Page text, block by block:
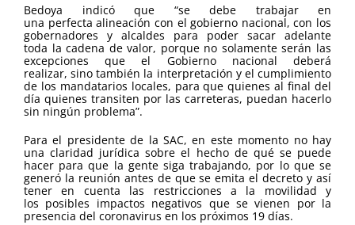
Bedoya indicó que “se debe trabajar en
una perfecta alineación con el gobierno nacional, con los
gobernadores y alcaldes para poder sacar adelante
toda la cadena de valor, porque no solamente serán las
excepciones que el Gobierno nacional deberá
realizar, sino también la interpretación y el cumplimiento
de los mandatarios locales, para que quienes al final del
día quienes transiten por las carreteras, puedan hacerlo
sin ningún problema”.
Para el presidente de la SAC, en este momento no hay
una claridad jurídica sobre el hecho de qué se puede
hacer para que la gente siga trabajando, por lo que se
generó la reunión antes de que se emita el decreto y así
tener en cuenta las restricciones a la movilidad y
los posibles impactos negativos que se vienen por la
presencia del coronavirus en los próximos 19 días.